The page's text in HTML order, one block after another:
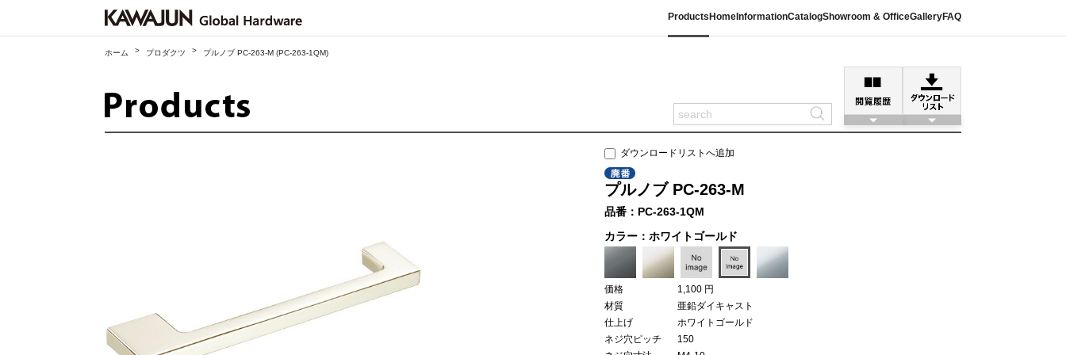
Products Home InformationCatalogShowroom & OfficeGalleryFAQ
ホーム > プロダクツ > プルノブ PC-263-M (PC-263-1QM)
ダウンロードリストへ追加
プルノブ PC-263-M
品番：PC-263-1QM
カラー：ホワイトゴールド
価格
1,100 円
材質
亜鉛ダイキャスト
仕上げ
ホワイトゴールド
ネジ穴ピッチ
150